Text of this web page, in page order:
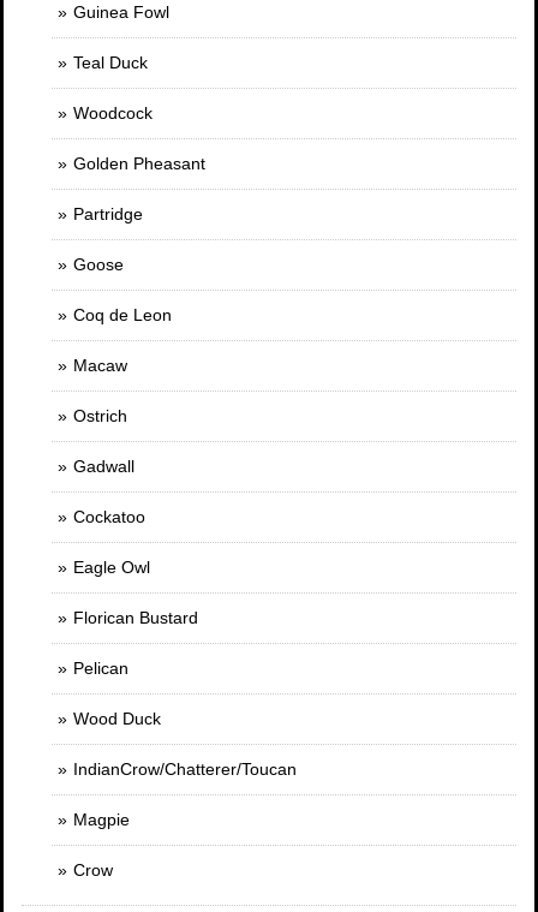
Guinea Fowl
Teal Duck
Woodcock
Golden Pheasant
Partridge
Goose
Coq de Leon
Macaw
Ostrich
Gadwall
Cockatoo
Eagle Owl
Florican Bustard
Pelican
Wood Duck
IndianCrow/Chatterer/Toucan
Magpie
Crow